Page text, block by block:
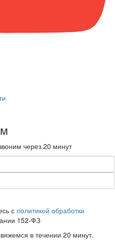
через 20 минут
с политикой обработки
152-ФЗ
в течении 20 минут.